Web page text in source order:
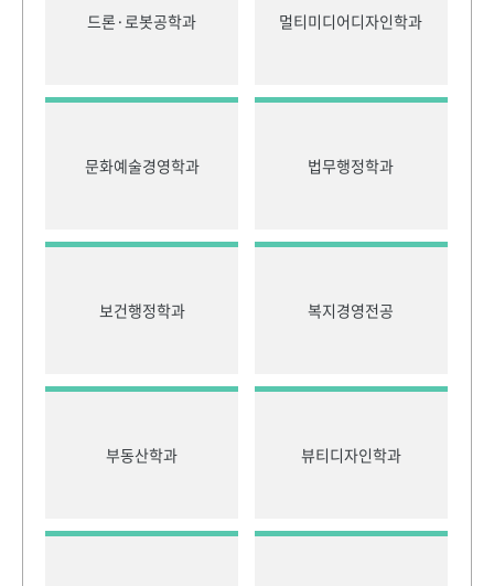
드론·로봇공학과 멀티미디어디자인학과
문화예술경영학과 법무행정학과
보건행정학과 복지경영전공
부동산학과 뷰티디자인학과